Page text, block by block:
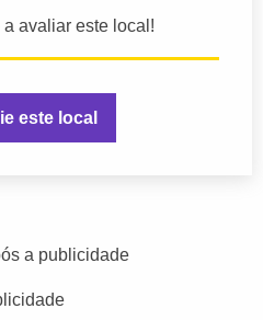
avaliar este local!
este local
a publicidade